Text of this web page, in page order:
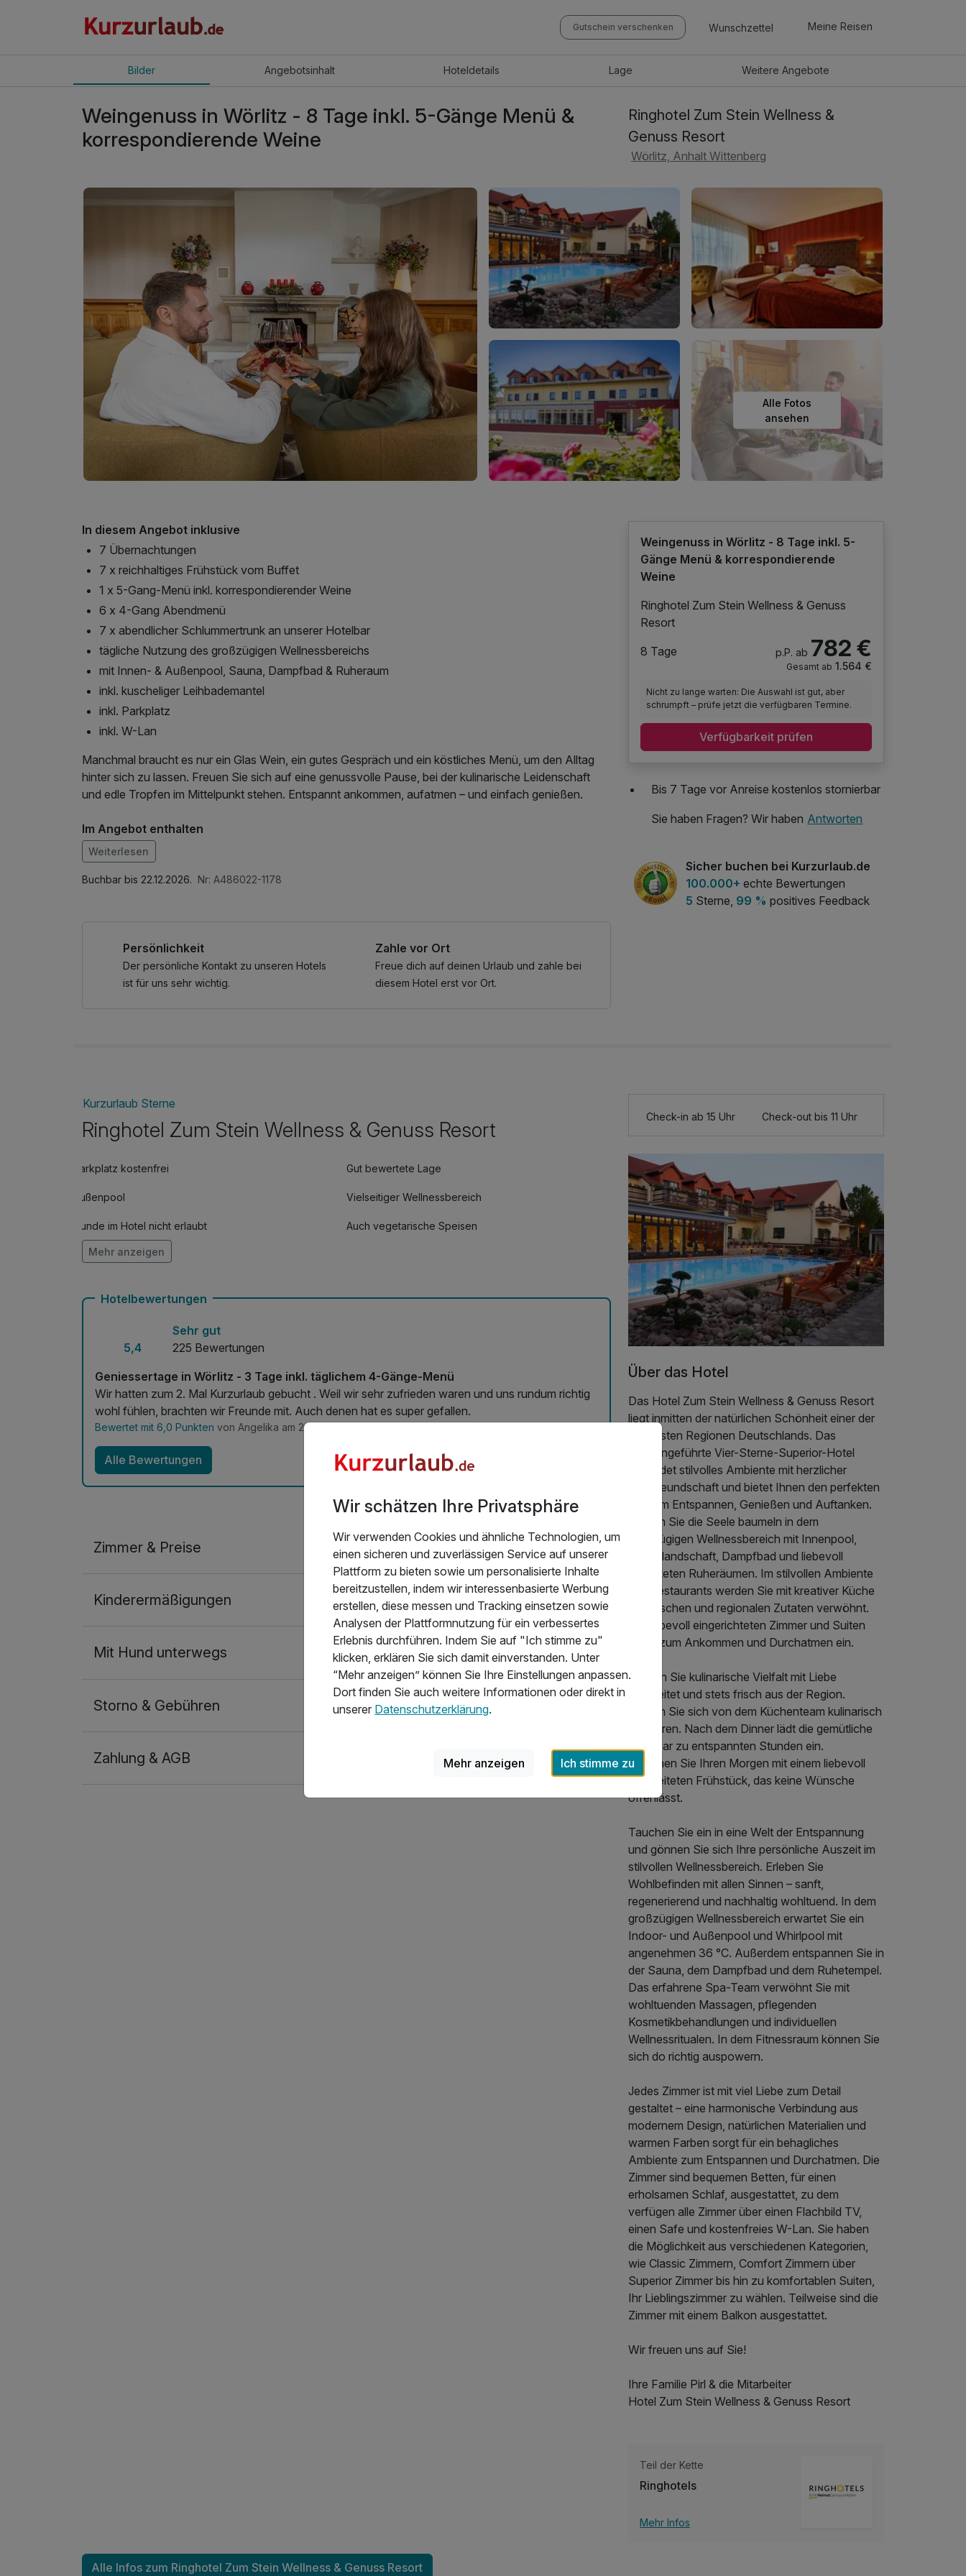
Gutschein verschenken Wunschzettel Meine Reisen
Bilder Angebotsinhalt Hoteldetails Lage WeitereAngebote
Weingenuss in Wörlitz - 8 Tage inkl. 5-Gänge Menü &
korrespondierende Weine
Ringhotel Zum Stein Wellness &
Genuss Resort
Wörlitz, Anhalt Wittenberg
Alle Fotos
ansehen
In diesem Angebot inklusive
7 Übernachtungen
7 x reichhaltiges Frühstück vom Buffet
1 x 5-Gang-Menü inkl. korrespondierender Weine
6 x 4-Gang Abendmenü
7 x abendlicher Schlummertrunk an unserer Hotelbar
tägliche Nutzung des großzügigen Wellnessbereichs
mit Innen- & Außenpool, Sauna, Dampfbad & Ruheraum
inkl. kuscheliger Leihbademantel
inkl. Parkplatz
inkl. W-Lan
Manchmal braucht es nur ein Glas Wein, ein gutes Gespräch und ein köstliches Menü, um den Alltag
hinter sich zu lassen. Freuen Sie sich auf eine genussvolle Pause, bei der kulinarische Leidenschaft
und edle Tropfen im Mittelpunkt stehen. Entspannt ankommen, aufatmen – und einfach genießen.
Im Angebot enthalten
Saunabenutzung, Saunatuch, Leihbademantel, Parkplatz, Nutzung des Fitnessbereichs, Nutzung des
Wellnessbereichs, W-LAN Nutzung / Internetnutzung, Nutzung Öffentliches Internetterminal
Weiterlesen
Buchbar bis 22.12.2026. Nr: A486022-1178
Persönlichkeit
Der persönliche Kontakt zu unseren Hotels
ist für uns sehr wichtig.
Zahle vor Ort
Freue dich auf deinen Urlaub und zahle bei
diesem Hotel erst vor Ort.
Weingenuss in Wörlitz - 8 Tage inkl. 5-
Gänge Menü & korrespondierende
Weine
Ringhotel Zum Stein Wellness & Genuss
Resort
8 Tage
p.P. ab 782 €
Gesamt ab 1.564 €
Nicht zu lange warten: Die Auswahl ist gut, aber
schrumpft – prüfe jetzt die verfügbaren Termine.
Verfügbarkeit prüfen
Bis 7 Tage vor Anreise kostenlos stornierbar
Sie haben Fragen? Wir haben Antworten
Sicher buchen bei Kurzurlaub.de
100.000+ echte Bewertungen
5 Sterne, 99 % positives Feedback
Kurzurlaub Sterne
Ringhotel Zum Stein Wellness & Genuss Resort
Parkplatz kostenfrei Gut bewertete Lage
Außenpool Vielseitiger Wellnessbereich
Hunde im Hotel nicht erlaubt Auch vegetarische Speisen
Fahrradverleih
Mehr anzeigen
Hotelbewertungen
5,4
Sehr gut
225 Bewertungen
Geniessertage in Wörlitz - 3 Tage inkl. täglichem 4-Gänge-Menü
Wir hatten zum 2. Mal Kurzurlaub gebucht . Weil wir sehr zufrieden waren und uns rundum richtig
wohl fühlen, brachten wir Freunde mit. Auch denen hat es super gefallen.
Bewertet mit 6,0 Punkten von Angelika am 22.07.2026
Alle Bewertungen
Zimmer & Preise
2 Erwachsene
Kinderermäßigungen
Mit Hund unterwegs
Storno & Gebühren
Zahlung & AGB
Check-in ab 15 Uhr Check-out bis 11 Uhr
Über das Hotel
Das Hotel Zum Stein Wellness & Genuss Resort
liegt inmitten der natürlichen Schönheit einer der
schönsten Regionen Deutschlands. Das
familiengeführte Vier-Sterne-Superior-Hotel
verbindet stilvolles Ambiente mit herzlicher
Gastfreundschaft und bietet Ihnen den perfekten
Ort zum Entspannen, Genießen und Auftanken.
Lassen Sie die Seele baumeln in dem
großzügigen Wellnessbereich mit Innenpool,
Saunalandschaft, Dampfbad und liebevoll
gestalteten Ruheräumen. Im stilvollen Ambiente
des Restaurants werden Sie mit kreativer Küche
aus frischen und regionalen Zutaten verwöhnt.
Die liebevoll eingerichteten Zimmer und Suiten
laden zum Ankommen und Durchatmen ein.
Erleben Sie kulinarische Vielfalt mit Liebe
zubereitet und stets frisch aus der Region.
Lassen Sie sich von dem Küchenteam kulinarisch
verführen. Nach dem Dinner lädt die gemütliche
Hotelbar zu entspannten Stunden ein.
Beginnen Sie Ihren Morgen mit einem liebevoll
zubereiteten Frühstück, das keine Wünsche
offenlässt.
Tauchen Sie ein in eine Welt der Entspannung
und gönnen Sie sich Ihre persönliche Auszeit im
stilvollen Wellnessbereich. Erleben Sie
Wohlbefinden mit allen Sinnen – sanft,
regenerierend und nachhaltig wohltuend. In dem
großzügigen Wellnessbereich erwartet Sie ein
Indoor- und Außenpool und Whirlpool mit
angenehmen 36 °C. Außerdem entspannen Sie in
der Sauna, dem Dampfbad und dem Ruhetempel.
Das erfahrene Spa-Team verwöhnt Sie mit
wohltuenden Massagen, pflegenden
Kosmetikbehandlungen und individuellen
Wellnessritualen. In dem Fitnessraum können Sie
sich do richtig auspowern.
Jedes Zimmer ist mit viel Liebe zum Detail
gestaltet – eine harmonische Verbindung aus
modernem Design, natürlichen Materialien und
warmen Farben sorgt für ein behagliches
Ambiente zum Entspannen und Durchatmen. Die
Zimmer sind bequemen Betten, für einen
erholsamen Schlaf, ausgestattet, zu dem
verfügen alle Zimmer über einen Flachbild TV,
einen Safe und kostenfreies W-Lan. Sie haben
die Möglichkeit aus verschiedenen Kategorien,
wie Classic Zimmern, Comfort Zimmern über
Superior Zimmer bis hin zu komfortablen Suiten,
Ihr Lieblingszimmer zu wählen. Teilweise sind die
Zimmer mit einem Balkon ausgestattet.
Wir freuen uns auf Sie!
Ihre Familie Pirl & die Mitarbeiter
Hotel Zum Stein Wellness & Genuss Resort
Teil der Kette
Ringhotels
Mehr Infos
Alle Infos zum Ringhotel Zum Stein Wellness & Genuss Resort
Wir schätzen Ihre Privatsphäre
Wir verwenden Cookies und ähnliche Technologien, um
einen sicheren und zuverlässigen Service auf unserer
Plattform zu bieten sowie um personalisierte Inhalte
bereitzustellen, indem wir interessenbasierte Werbung
erstellen, diese messen und Tracking einsetzen sowie
Analysen der Plattformnutzung für ein verbessertes
Erlebnis durchführen. Indem Sie auf "Ich stimme zu"
klicken, erklären Sie sich damit einverstanden. Unter
“Mehr anzeigen” können Sie Ihre Einstellungen anpassen.
Dort finden Sie auch weitere Informationen oder direkt in
unserer Datenschutzerklärung.
Mehr anzeigen Ich stimme zu